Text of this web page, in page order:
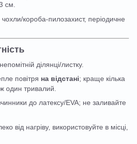
см.
короба-пилозахист, періодичне
ділянці/листку.
повітря на відстані; краще кілька
один тривалий.
до латексу/EVA; не заливайте
від нагріву, використовуйте в місці,